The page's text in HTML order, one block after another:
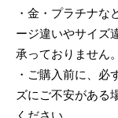
・金・プラチナな
ージ違いやサイズ
承っておりません。
・ご購入前に、必
ズにご不安がある
ください。